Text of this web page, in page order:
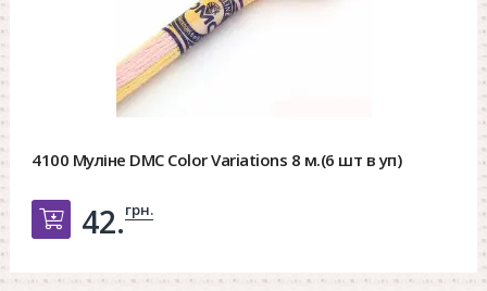
4100 Муліне DMC Color Variations 8 м.(6 шт в уп)
Добавить в корзину
42.грн.